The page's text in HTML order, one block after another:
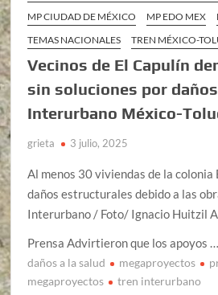
MP CIUDAD DE MÉXICO
MP EDO MEX
TEMAS NACIONALES
TREN MÉXICO-
Vecinos de El Capulín
sin soluciones por
Interurbano México-
grieta 3 julio, 2025
Al menos 30 viviendas de la
daños estructurales debido a las
Interurbano / Foto/ Ignacio Huitzil
Prensa Advirtieron que los apoyos …
daños a la salud megaproyectos
megaproyectos
tren interurbano